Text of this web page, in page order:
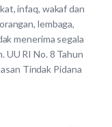
infaq, wakaf dan
lembaga,
menerima segala
UU RI No. 8 Tahun
Tindak Pidana